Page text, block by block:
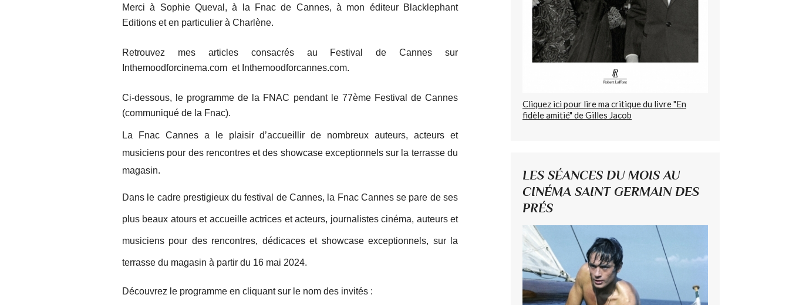
Merci à Sophie Queval, à la Fnac de Cannes, à mon éditeur Blacklephant
Editions et en particulier à Charlène.
Retrouvez mes articles consacrés au Festival de Cannes sur
Inthemoodforcinema.com et Inthemoodforcannes.com.
Ci-dessous, le programme de la FNAC pendant le 77ème Festival de Cannes
(communiqué de la Fnac).
La Fnac Cannes a le plaisir d’accueillir de nombreux auteurs, acteurs et
musiciens pour des rencontres et des showcase exceptionnels sur la terrasse du
magasin.
Dans le cadre prestigieux du festival de Cannes, la Fnac Cannes se pare de ses
plus beaux atours et accueille actrices et acteurs, journalistes cinéma, auteurs et
musiciens pour des rencontres, dédicaces et showcase exceptionnels, sur la
terrasse du magasin à partir du 16 mai 2024.
Découvrez le programme en cliquant sur le nom des invités :
Cliquez ici pour lire ma critique du livre "En
fidèle amitié" de Gilles Jacob
LES SÉANCES DU MOIS AU
CINÉMA SAINT GERMAIN DES
PRÉS